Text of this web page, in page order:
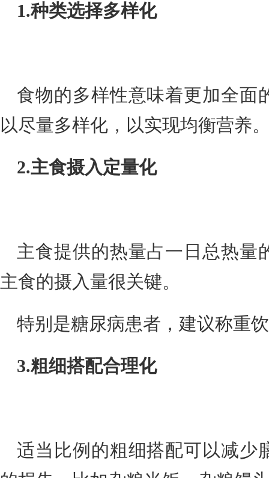
1.种类选择多样化
食物的多样性意味着更加全面
以尽量多样化，以实现均衡营养
2.主食摄入定量化
主食提供的热量占一日总热量
主食的摄入量很关键。
特别是糖尿病患者，建议称重
3.粗细搭配合理化
适当比例的粗细搭配可以减少